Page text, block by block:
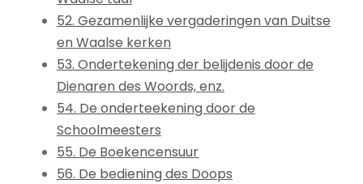
52. Gezamenlijke vergaderingen van Duitse
en Waalse kerken
53. Ondertekening der belijdenis door de
Dienaren des Woords, enz.
54. De onderteekening door de
Schoolmeesters
55. De Boekencensuur
56. De bediening des Doops